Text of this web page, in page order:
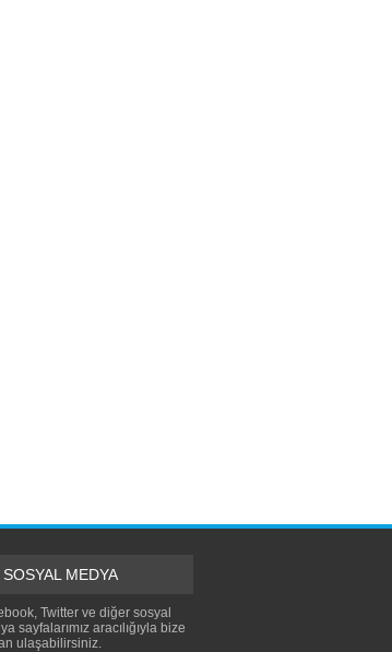
SOSYAL MEDYA
Twitter ve diğer sosyal
sayfalarımız aracılığıyla bize
ulaşabilirsiniz.